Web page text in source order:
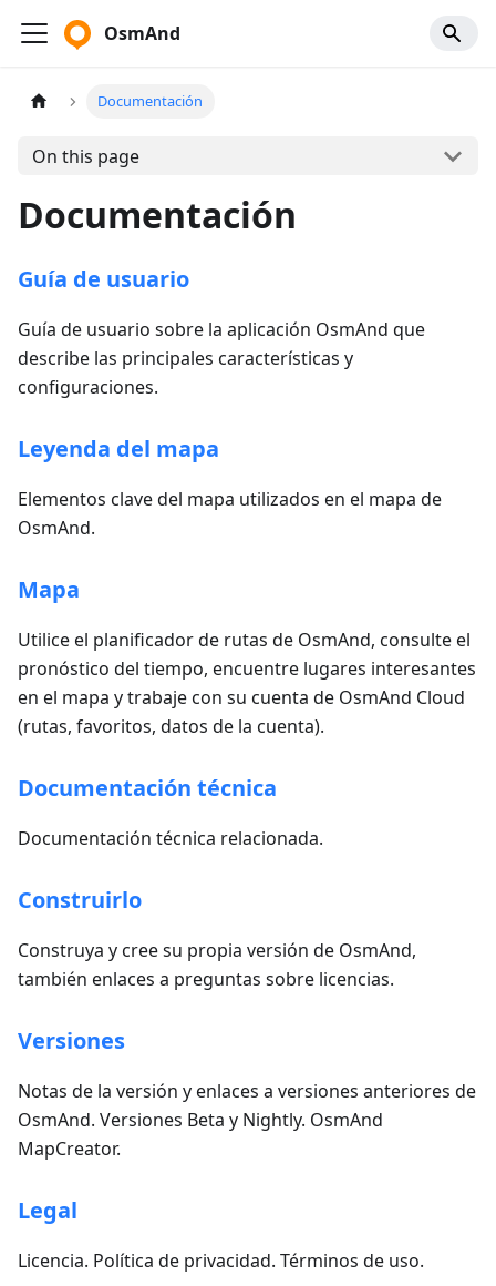
OsmAnd
Documentación
On this page
Documentación
Guía de usuario
Guía de usuario sobre la aplicación OsmAnd que
describe las principales características y
configuraciones.
Leyenda del mapa
Elementos clave del mapa utilizados en el mapa de
OsmAnd.
Mapa
Utilice el planificador de rutas de OsmAnd, consulte el
pronóstico del tiempo, encuentre lugares interesantes
en el mapa y trabaje con su cuenta de OsmAnd Cloud
(rutas, favoritos, datos de la cuenta).
Documentación técnica
Documentación técnica relacionada.
Construirlo
Construya y cree su propia versión de OsmAnd,
también enlaces a preguntas sobre licencias.
Versiones
Notas de la versión y enlaces a versiones anteriores de
OsmAnd. Versiones Beta y Nightly. OsmAnd
MapCreator.
Legal
Licencia. Política de privacidad. Términos de uso.